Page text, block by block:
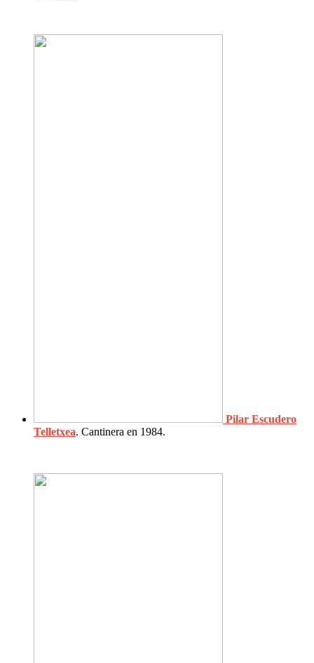
Pilar Escudero
Telletxea. Cantinera en 1984.